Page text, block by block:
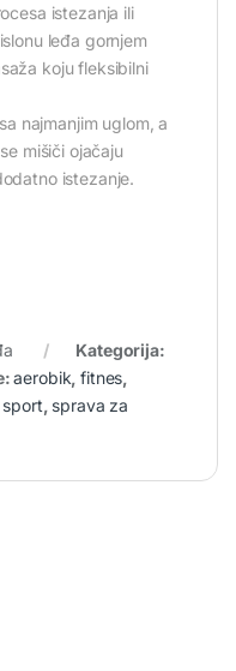
istezanja ili
leđa gornjem
koju fleksibilni
najmanjim uglom, a
mišiči ojačaju
istezanje.
Kategorija:
aerobik,fitnes,
sport, sprava za